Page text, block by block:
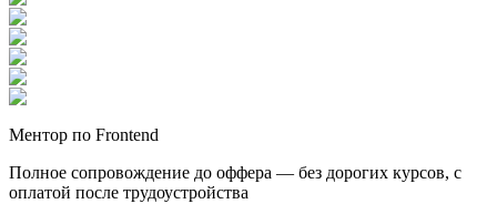
Ментор по Frontend
Полное сопровождение до оффера — без дорогих курсов, с
оплатой после трудоустройства